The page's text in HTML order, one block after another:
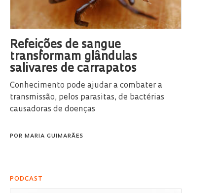
Refeições de sangue
transformam glândulas
salivares de carrapatos
Conhecimento pode ajudar a combater a
transmissão, pelos parasitas, de bactérias
causadoras de doenças
POR MARIA GUIMARÃES
PODCAST